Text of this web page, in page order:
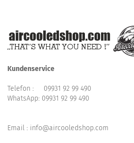
Kundenservice
Telefon : 09931 92 99 490
WhatsApp: 09931 92 99 490
Email : info@aircooledshop.com